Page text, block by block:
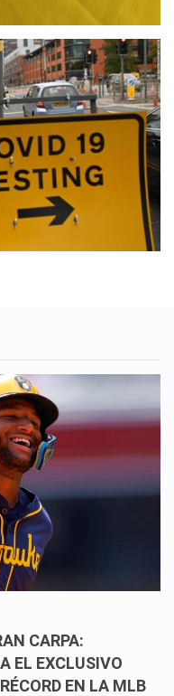
CARPA:
EL EXCLUSIVO
EN LA MLB